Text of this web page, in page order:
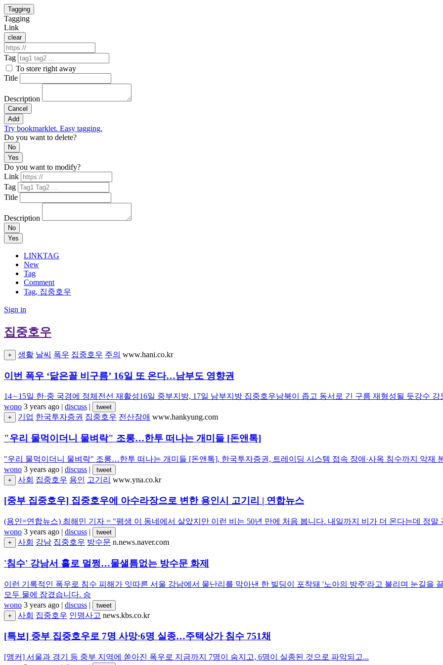
Tagging
Tagging
Link
clear
Tag
To store right away
Title
Description
Cancel
Add
Try bookmarklet. Easy tagging.
Do you want to delete?
No
Yes
Do you want to modify?
Link
Tag
Title
Description
No
Yes
LINKTAG
New
Tag
Comment
Tag, 집중호우
Sign in
집중호우
+ 생활 날씨 폭우 집중호우 주의 www.hani.co.kr
이번 폭우 ‘닮은꼴 비구름’ 16일 또 온다…남부도 영향권
14∼15일 한·중 국경에 정체전선 재활성16일 중부지방, 17일 남부지방 집중호우남북이 좁고 동서로 긴 구름 재형성될 듯강수
wono 3 years ago | discuss |
tweet
+
기업 한국투자증권 집중호우 전산장애 www.hankyung.com
"우리 물먹이더니 물벼락" 조롱…한투 떠나는 개미들 [돈앤톡]
"우리 물먹이더니 물벼락" 조롱…한투 떠나는 개미들 [돈앤톡], 한국투자증권, 트레이딩 시스템 접속 장애·사옥 침수까지 악재
wono 3 years ago | discuss |
tweet
+
사회 집중호우 용인 고기리 www.yna.co.kr
[중부 집중호우] 집중호우에 아수라장으로 변한 용인시 고기리 | 연합뉴스
(용인=연합뉴스) 최해민 기자 = "평생 이 동네에서 살았지만 이런 비는 50년 만에 처음 봅니다. 내일까지 비가 더 온다는데 정말
wono 3 years ago | discuss |
tweet
+
사회 강남 집중호우 방수문 n.news.naver.com
'침수' 강남서 홀로 멀쩡…물샐틈없는 방수문 화제
이런 기록적인 폭우로 침수 피해가 잇따른 서울 강남에서 물난리를 막아낸 한 빌딩이 포착돼 '노아의 방주'라고 불리며 눈길을
모두 물에 잠겼습니다. 승
wono 3 years ago | discuss |
tweet
+
사회 집중호우 인명사고 news.kbs.co.kr
[특보] 중부 집중호우로 7명 사망·6명 실종…주택상가 침수 751채
[앵커] 서울과 경기 등 중부 지역에 쏟아진 폭우로 지금까지 7명이 숨지고, 6명이 실종된 것으로 파악되고...